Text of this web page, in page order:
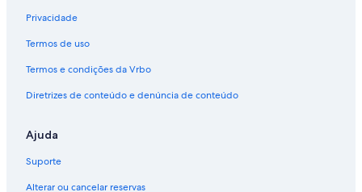
Privacidade
Termos de uso
Termos e condições da Vrbo
Diretrizes de conteúdo e denúncia de conteúdo
Ajuda
Suporte
Alterar ou cancelar reservas